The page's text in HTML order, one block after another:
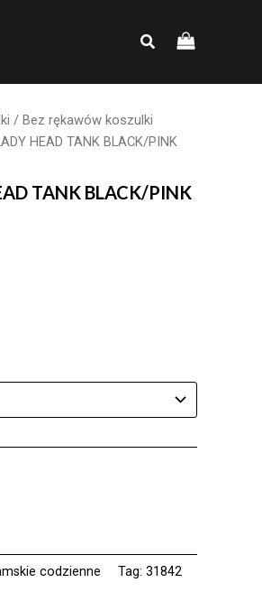
/ Bez rękawów koszulki
HEAD TANK BLACK/PINK
TANK BLACK/PINK
codzienne Tag: 31842